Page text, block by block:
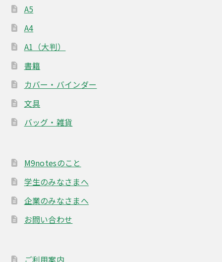
A5
A4
A1（大判）
書籍
カバー・バインダー
文具
バッグ・雑貨
M9notesのこと
学生のみなさまへ
企業のみなさまへ
お問い合わせ
ご利用案内